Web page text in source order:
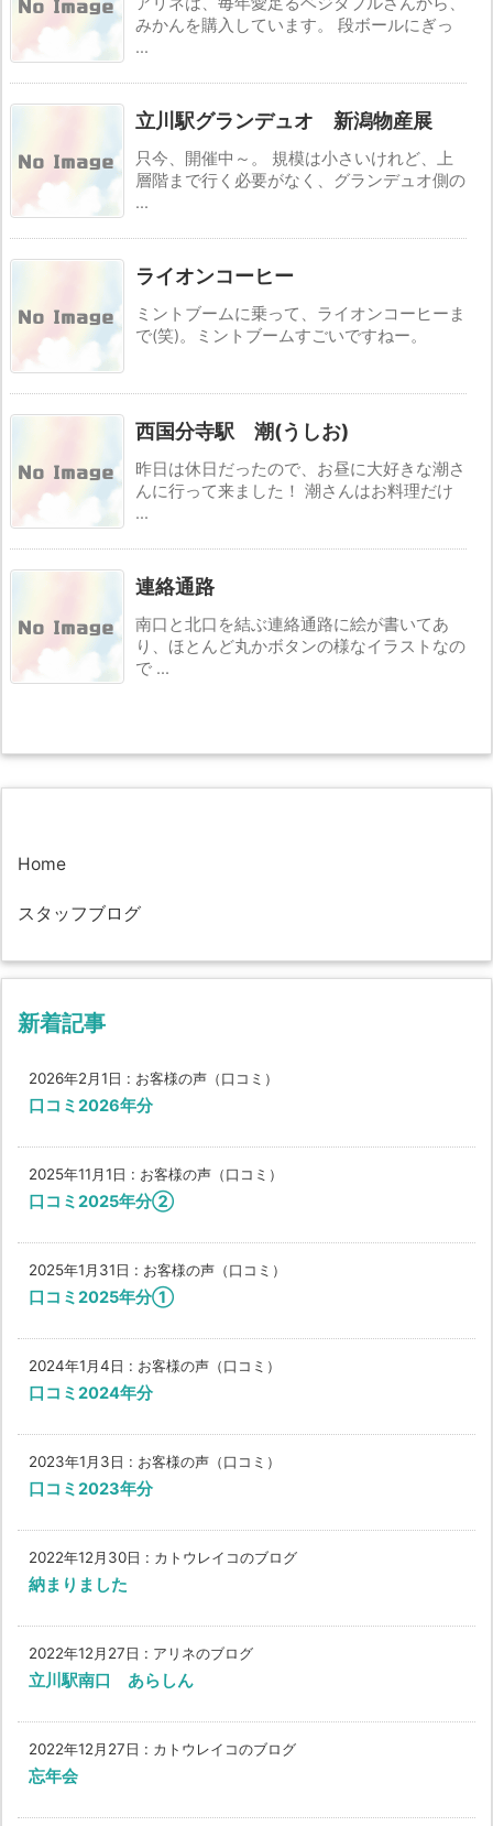
みかんを購入しています。 段ボールにぎっ
...
立川駅グランデュオ 新潟物産展
只今、開催中～。 規模は小さいけれど、上
層階まで行く必要がなく、グランデュオ側の
...
ライオンコーヒー
ミントブームに乗って、ライオンコーヒーま
で(笑)。ミントブームすごいですねー。
西国分寺駅 潮(うしお)
昨日は休日だったので、お昼に大好きな潮さ
んに行って来ました！ 潮さんはお料理だけ
...
連絡通路
南口と北口を結ぶ連絡通路に絵が書いてあ
り、ほとんど丸かボタンの様なイラストなの
で ...
Home
スタッフブログ
新着記事
2026年2月1日 : お客様の声（口コミ）
口コミ2026年分
2025年11月1日 : お客様の声（口コミ）
口コミ2025年分②
2025年1月31日 : お客様の声（口コミ）
口コミ2025年分①
2024年1月4日 : お客様の声（口コミ）
口コミ2024年分
2023年1月3日 : お客様の声（口コミ）
口コミ2023年分
2022年12月30日 : カトウレイコのブログ
納まりました
2022年12月27日 : アリネのブログ
立川駅南口 あらしん
2022年12月27日 : カトウレイコのブログ
忘年会